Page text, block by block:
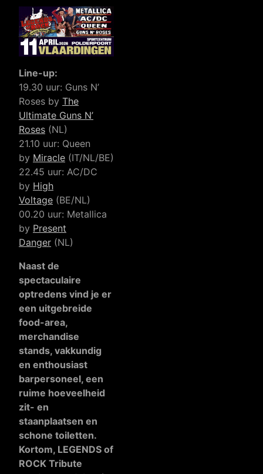
Line-up:
19.30 uur: Guns N’
Roses by The
Ultimate Guns N’
Roses (NL)
21.10 uur: Queen
by Miracle (IT/NL/BE)
22.45 uur: AC/DC
by High
Voltage (BE/NL)
00.20 uur: Metallica
by Present
Danger (NL)
Naast de
spectaculaire
optredens vind je er
een uitgebreide
food-area,
merchandise
stands, vakkundig
en enthousiast
barpersoneel, een
ruime hoeveelheid
zit- en
staanplaatsen en
schone toiletten.
Kortom, LEGENDS of
ROCK Tribute